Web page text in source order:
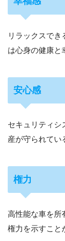
リラックスで
は心身の健康と
安心感
セキュリティシ
産が守られてい
権力
高性能な車を所
権力を示すこと